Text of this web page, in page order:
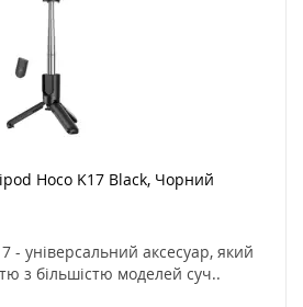
Hoco K17 Black, Чорний
- універсальний аксесуар, який
з більшістю моделей суч..